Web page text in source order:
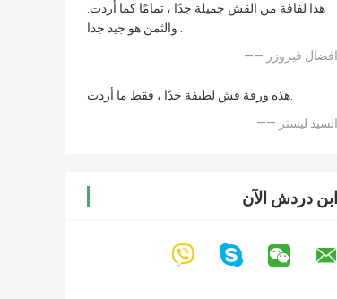
هذا لفافة من القش جميلة جدًا ، تمامًا كما أردت.
والثمن هو جيد جدا .
—— افضال فيروزر
هذه ورقة قش لطيفة جدًا ، فقط ما أردت.
—— السيد ليستر
ابن دردش الآن